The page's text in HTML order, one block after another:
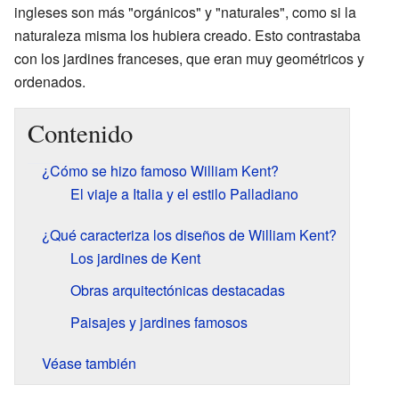
ingleses son más "orgánicos" y "naturales", como si la
naturaleza misma los hubiera creado. Esto contrastaba
con los jardines franceses, que eran muy geométricos y
ordenados.
Contenido
¿Cómo se hizo famoso William Kent?
El viaje a Italia y el estilo Palladiano
¿Qué caracteriza los diseños de William Kent?
Los jardines de Kent
Obras arquitectónicas destacadas
Paisajes y jardines famosos
Véase también